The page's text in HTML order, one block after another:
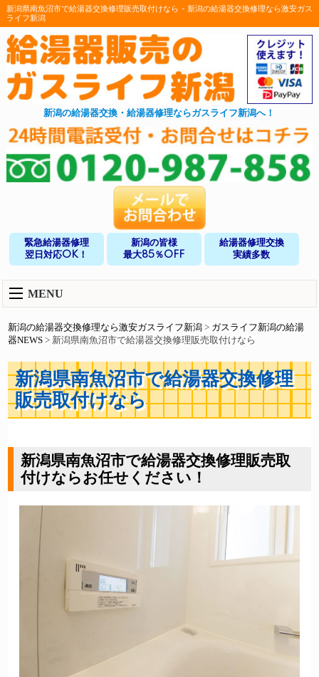
新潟県南魚沼市で給湯器交換修理販売取付けなら - 新潟の給湯器交換修理なら激安ガス
ライフ新潟
新潟の給湯器交換・給湯器修理ならガスライフ新潟へ！
緊急給湯器修理
翌日対応OK！
新潟の皆様
最大85％OFF
給湯器修理交換
実績多数
MENU
新潟の給湯器交換修理なら激安ガスライフ新潟 > ガスライフ新潟の給湯
器NEWS > 新潟県南魚沼市で給湯器交換修理販売取付けなら
新潟県南魚沼市で給湯器交換修理
販売取付けなら
新潟県南魚沼市で給湯器交換修理販売取
付けならお任せください！